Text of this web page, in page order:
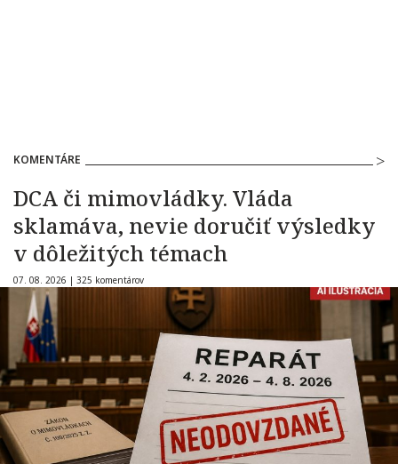
KOMENTÁRE
DCA či mimovládky. Vláda
sklamáva, nevie doručiť výsledky
v dôležitých témach
07. 08. 2026 | 325 komentárov